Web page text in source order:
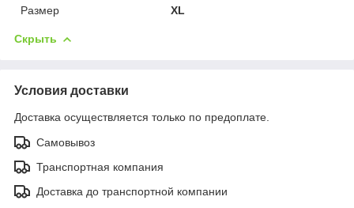
Размер
XL
Скрыть
Условия доставки
Доставка осуществляется только по предоплате.
Самовывоз
Транспортная компания
Доставка до транспортной компании